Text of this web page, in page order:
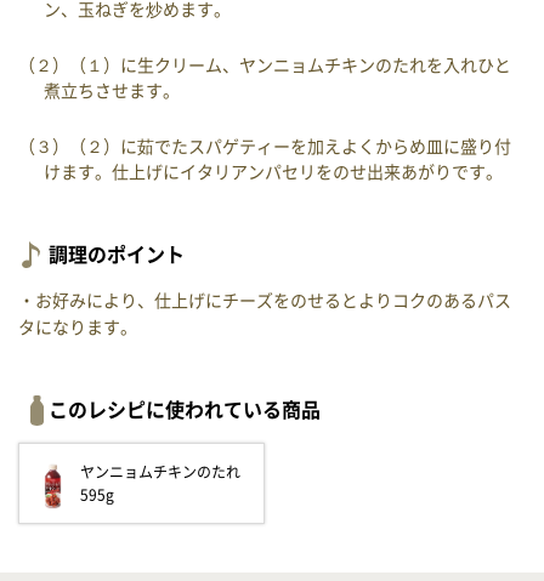
ン、玉ねぎを炒めます。
（２）（１）に生クリーム、ヤンニョムチキンのたれを入れひと
煮立ちさせます。
（３）（２）に茹でたスパゲティーを加えよくからめ皿に盛り付
けます。仕上げにイタリアンパセリをのせ出来あがりです。
調理のポイント
・お好みにより、仕上げにチーズをのせるとよりコクのあるパス
タになります。
このレシピに使われている商品
ヤンニョムチキンのたれ
595g